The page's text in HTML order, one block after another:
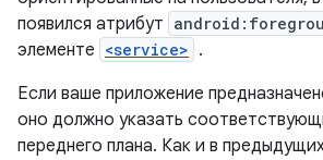
появился атрибут
элементе <service> .
Если ваше приложение
оно должно указать
переднего плана. Как и в